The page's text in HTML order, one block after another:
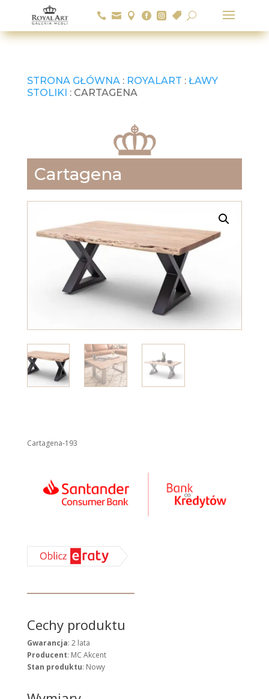
      U
STRONA GŁÓWNA: ROYALART : ŁAWY
STOLIKI : CARTAGENA
Cartagena
Cartagena-193
Cechy produktu
Gwarancja: 2 lata
Producent: MC Akcent
Stan produktu: Nowy